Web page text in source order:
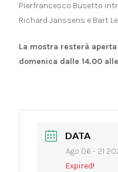
Pierfrancesco Busetto
Richard Janssens e Bart
La mostra resterà
domenica dalle 14.00
DATA
Ago 06 - 21
Expired!